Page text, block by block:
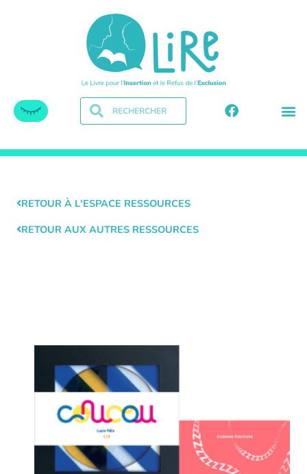
RETOUR À L'ESPACE RESSOURCES
RETOUR AUX AUTRES RESSOURCES